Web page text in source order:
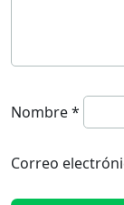
Nombre*
Correo